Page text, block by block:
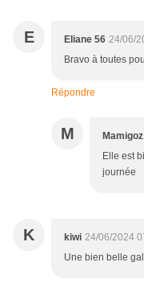
E Eliane 56 24/06/
Bravo à toutes
Répondre
M Mamigoz
Elle est
journée
K kiwi 24/06/2024
Une bien belle